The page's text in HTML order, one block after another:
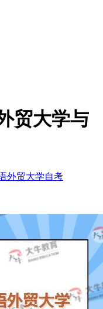
贸大学与
外贸大学自考